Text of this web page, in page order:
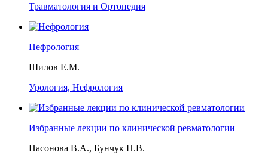
Травматология и Ортопедия
Нефрология
Шилов Е.М.
Урология, Нефрология
Избранные лекции по клинической ревматологии
Насонова В.А., Бунчук Н.В.